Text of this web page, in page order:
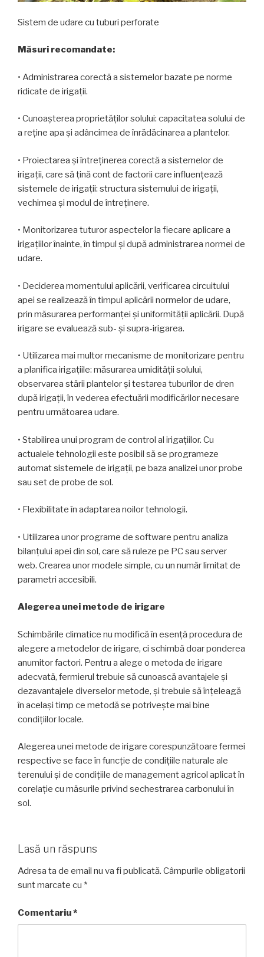
Sistem de udare cu tuburi perforate
Măsuri recomandate:
• Administrarea corectă a sistemelor bazate pe norme
ridicate de irigații.
• Cunoașterea proprietăților solului: capacitatea solului de
a reține apa și adâncimea de înrădăcinarea a plantelor.
• Proiectarea și întreținerea corectă a sistemelor de
irigații, care să țină cont de factorii care influențează
sistemele de irigații: structura sistemului de irigații,
vechimea și modul de întreținere.
• Monitorizarea tuturor aspectelor la fiecare aplicare a
irigațiilor înainte, în timpul și după administrarea normei de
udare.
• Deciderea momentului aplicării, verificarea circuitului
apei se realizează în timpul aplicării normelor de udare,
prin măsurarea performanței și uniformității aplicării. După
irigare se evaluează sub- și supra-irigarea.
• Utilizarea mai multor mecanisme de monitorizare pentru
a planifica irigațiile: măsurarea umidității solului,
observarea stării plantelor și testarea tuburilor de dren
după irigații, în vederea efectuării modificărilor necesare
pentru următoarea udare.
• Stabilirea unui program de control al irigațiilor. Cu
actualele tehnologii este posibil să se programeze
automat sistemele de irigații, pe baza analizei unor probe
sau set de probe de sol.
• Flexibilitate în adaptarea noilor tehnologii.
• Utilizarea unor programe de software pentru analiza
bilanțului apei din sol, care să ruleze pe PC sau server
web. Crearea unor modele simple, cu un număr limitat de
parametri accesibili.
Alegerea unei metode de irigare
Schimbările climatice nu modifică în esență procedura de
alegere a metodelor de irigare, ci schimbă doar ponderea
anumitor factori. Pentru a alege o metoda de irigare
adecvată, fermierul trebuie să cunoască avantajele și
dezavantajele diverselor metode, și trebuie să înțeleagă
în același timp ce metodă se potrivește mai bine
condițiilor locale.
Alegerea unei metode de irigare corespunzătoare fermei
respective se face în funcție de condițiile naturale ale
terenului și de condițiile de management agricol aplicat în
corelație cu măsurile privind sechestrarea carbonului în
sol.
Lasă un răspuns
Adresa ta de email nu va fi publicată. Câmpurile obligatorii
sunt marcate cu *
Comentariu*